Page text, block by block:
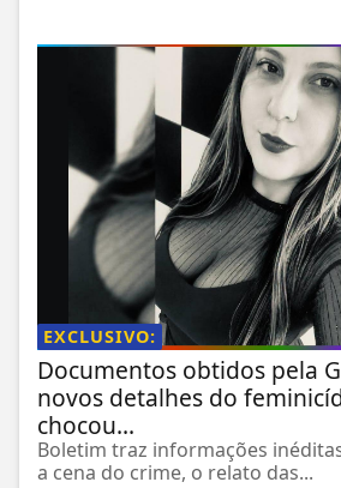
EXCLUSIVO:
Documentos obtidos pela
novos detalhes do
chocou...
Boletim traz informações
a cena do crime, o relato das...